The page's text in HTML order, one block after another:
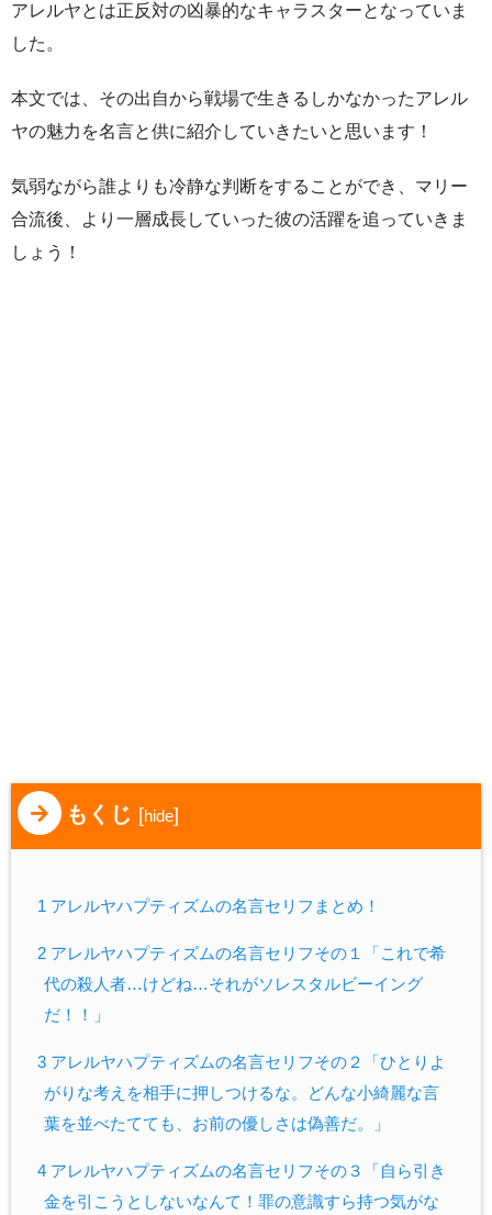
アレルヤとは正反対の凶暴的なキャラスターとなっていま
した。
本文では、その出自から戦場で生きるしかなかったアレル
ヤの魅力を名言と供に紹介していきたいと思います！
気弱ながら誰よりも冷静な判断をすることができ、マリー
合流後、より一層成長していった彼の活躍を追っていきま
しょう！
もくじ [hide]
1 アレルヤハプティズムの名言セリフまとめ！
2 アレルヤハプティズムの名言セリフその１「これで希
代の殺人者…けどね…それがソレスタルビーイング
だ！！」
3 アレルヤハプティズムの名言セリフその２「ひとりよ
がりな考えを相手に押しつけるな。どんな小綺麗な言
葉を並べたてても、お前の優しさは偽善だ。」
4 アレルヤハプティズムの名言セリフその３「自ら引き
金を引こうとしないなんて！罪の意識すら持つ気がな